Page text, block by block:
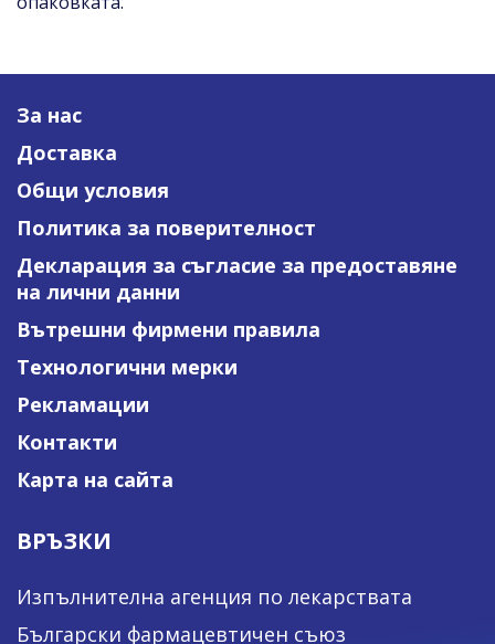
За нас
Доставка
Общи условия
Политика за поверителност
Декларация за съгласие за предоставяне
на лични данни
Вътрешни фирмени правила
Технологични мерки
Рекламации
Контакти
Карта на сайта
ВРЪЗКИ
Изпълнителна агенция по лекарствата
Български фармацевтичен съюз